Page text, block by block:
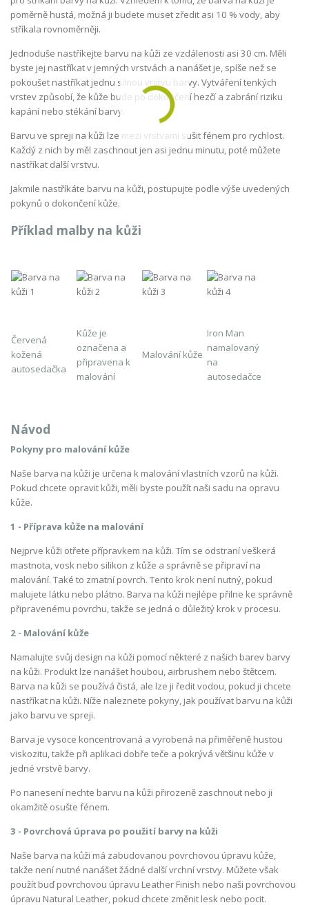
poměrně hustá, možná ji budete muset zředit asi 10 % vody, aby
stříkala rovnoměrněji.
Jednoduše nastříkejte barvu na kůži ze vzdálenosti asi 30 cm. Měli
byste jej nastříkat v jemných vrstvách a nanášet je, spíše než se
pokoušet nastříkat jednu silnou vrstvu barvy. Vytváření tenkých
vrstev způsobí, že kůže bude po dokončení hezčí a zabrání riziku
kapání nebo stékání barvy.
Barvu ve spreji na kůži lze mezi vrstvami sušit fénem pro rychlost.
Každý z nich by měl zaschnout jen asi jednu minutu, poté můžete
nastříkat další vrstvu.
Jakmile nastříkáte barvu na kůži, postupujte podle výše uvedených
pokynů o dokončení kůže.
Příklad malby na kůži
Červená
kožená
autosedačka
Kůže je
označena a
připravena k
malování
Malování kůže
Iron Man
namalovaný
na
autosedačce
Návod
Pokyny pro malování kůže
Naše barva na kůži je určena k malování vlastních vzorů na kůži.
Pokud chcete opravit kůži, měli byste použít naši sadu na opravu
kůže.
1 - Příprava kůže na malování
Nejprve kůži otřete přípravkem na kůži. Tím se odstraní veškerá
mastnota, vosk nebo silikon z kůže a správně se připraví na
malování. Také to zmatní povrch. Tento krok není nutný, pokud
malujete látku nebo plátno. Barva na kůži nejlépe přilne ke správně
připravenému povrchu, takže se jedná o důležitý krok v procesu.
2 - Malování kůže
Namalujte svůj design na kůži pomocí některé z našich barev barvy
na kůži. Produkt lze nanášet houbou, airbrushem nebo štětcem.
Barva na kůži se používá čistá, ale lze ji ředit vodou, pokud ji chcete
nastříkat na kůži. Níže naleznete pokyny, jak používat barvu na kůži
jako barvu ve spreji.
Barva je vysoce koncentrovaná a vyrobená na přiměřeně hustou
viskozitu, takže při aplikaci dobře teče a pokrývá většinu kůže v
jedné vrstvě barvy.
Po nanesení nechte barvu na kůži přirozeně zaschnout nebo ji
okamžitě osušte fénem.
3 - Povrchová úprava po použití barvy na kůži
Naše barva na kůži má zabudovanou povrchovou úpravu kůže,
takže není nutné nanášet žádné další vrchní vrstvy. Můžete však
použít buď povrchovou úpravu Leather Finish nebo naši povrchovou
úpravu Natural Leather, pokud chcete změnit lesk nebo pocit.